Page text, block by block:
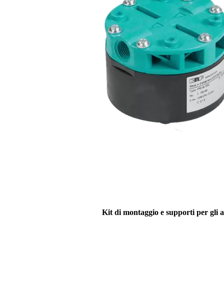
Kit di montaggio e supporti per gli